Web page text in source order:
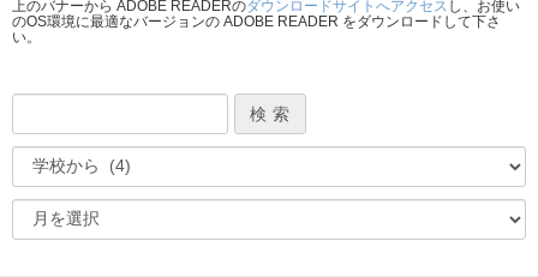
上のバナーから ADOBE READERのダウンロードサイトへアクセス し、お使い
のOS環境に最適なバージョンの ADOBE READER をダウンロードして下さ
い。